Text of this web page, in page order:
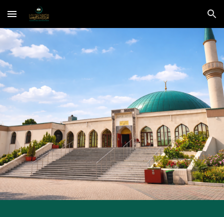
Skip to main content Skip to navigation